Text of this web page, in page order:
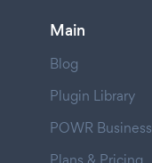
Main
Blog
Plugin Library
POWR Business